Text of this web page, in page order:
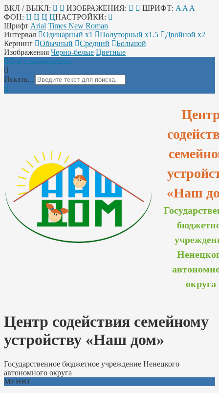
ВКЛ / ВЫКЛ: ИЗОБРАЖЕНИЯ: ШРИФТ: A A A
ФОН: Ц Ц Ц ЦНАСТРОЙКИ:
Шрифт Arial Times New Roman
Интервал
Одинарный х1 Полуторный х1.5
Двойной х2
Кернинг
Обычный Средний
Большой
Изображения Черно-белые Цветные
Для слабовидящих
Искать...
«Наш
округа
Центр содействия семейному
устройству «Наш дом»
Государственное бюджетное учреждение Ненецкого
автономного округа
МЕНЮ